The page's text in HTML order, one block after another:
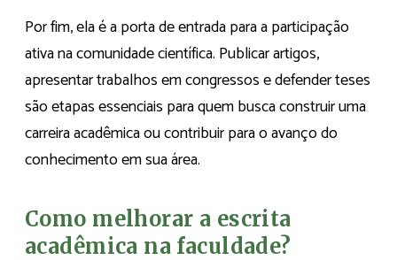
Por fim, ela é a porta de entrada para a participação
ativa na comunidade científica. Publicar artigos,
apresentar trabalhos em congressos e defender teses
são etapas essenciais para quem busca construir uma
carreira acadêmica ou contribuir para o avanço do
conhecimento em sua área.
Como melhorar a escrita
acadêmica na faculdade?